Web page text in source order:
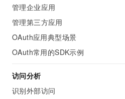
管理企业应用
管理第三方应用
OAuth应用典型场景
OAuth常用的SDK示例
访问分析
识别外部访问